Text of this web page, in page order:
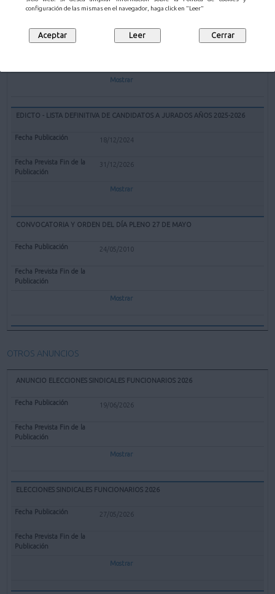
configuración de las mismas en el navegador, haga click en "Leer"
EXPEDIENTE REDENOMINACIÓN BOLERA CUBIERTA "EL PARQUE" DE
12/02/2025
Mostrar
EDICTO - LISTA DEFINITIVA DE CANDIDATOS A JURADOS AÑOS 2025-2026
18/12/2024
31/12/2026
Mostrar
CONVOCATORIA Y ORDEN DEL DÍA PLENO 27 DE MAYO
24/05/2010
Mostrar
OTROS ANUNCIOS
ANUNCIO ELECCIONES SINDICALES FUNCIONARIOS 2026
19/06/2026
Mostrar
ELECCIONES SINDICALES FUNCIONARIOS 2026
27/05/2026
Mostrar